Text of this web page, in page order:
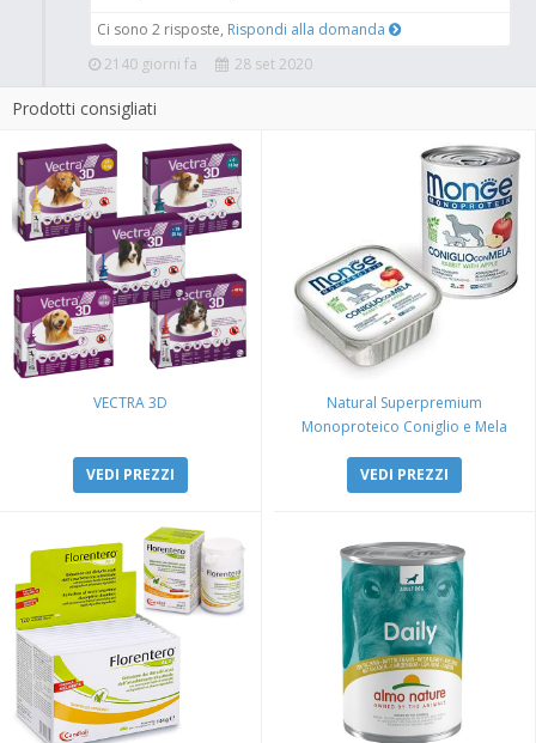
Ci sono 2 risposte, Rispondi alla domanda
2140 giorni fa
28 set 2020
Prodotti consigliati
VECTRA 3D
VEDI PREZZI
Natural Superpremium
Monoproteico Coniglio e Mela
VEDI PREZZI